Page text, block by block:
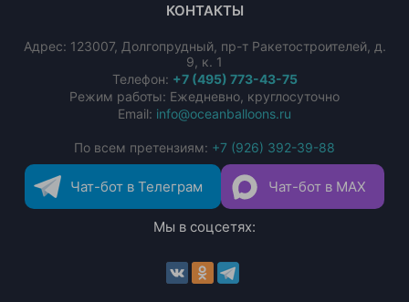
КОНТАКТЫ
Адрес: 123007, Долгопрудный, пр-т Ракетостроителей, д.
9, к. 1
Телефон: +7 (495) 773-43-75
Режим работы: Ежедневно, круглосуточно
Email: info@oceanballoons.ru
По всем претензиям: +7 (926) 392-39-88
Чат-бот в Телеграм Чат-бот в MAX
Мы в соцсетях: